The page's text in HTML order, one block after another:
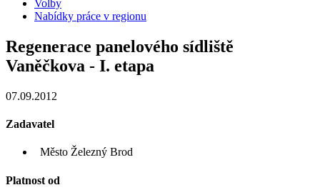
Volby
Nabídky práce v regionu
Regenerace panelového sídliště
Vaněčkova - I. etapa
07.09.2012
Zadavatel
Město Železný Brod
Platnost od